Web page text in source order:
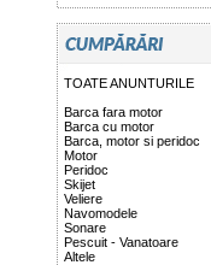
TOATE ANUNTURILE
Barca fara motor
Barca cu motor
Barca, motor si peridoc
Motor
Peridoc
Skijet
Veliere
Navomodele
Sonare
Pescuit - Vanatoare
Altele